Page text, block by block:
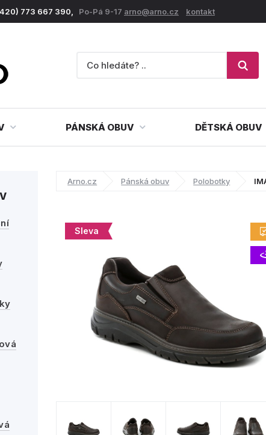
773 667 390, Po-Pá 9-17 arno@arno.cz kontakt
PÁNSKÁ OBUV DĚTSKÁ OBUV
Arno.cz Pánská obuv Polobotky
Sleva